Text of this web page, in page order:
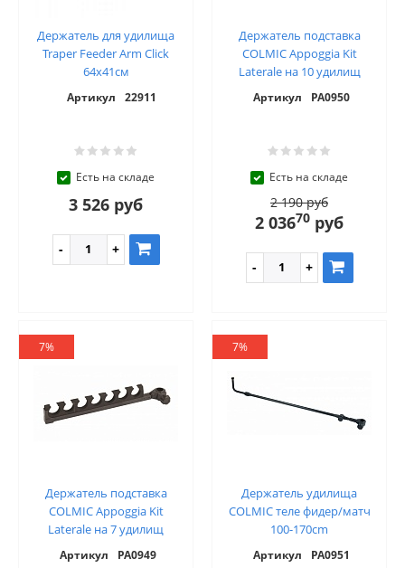
Держатель для удилища
Traper Feeder Arm Click
64x41см
Артикул 22911
Есть на складе
3 526 руб
Держатель подставка
COLMIC Appoggia Kit
Laterale на 10 удилищ
Артикул PA0950
Есть на складе
2 190 руб
2 03670 руб
7%
Держатель подставка
COLMIC Appoggia Kit
Laterale на 7 удилищ
Артикул PA0949
7%
Держатель удилища
COLMIC теле фидер/матч
100-170cm
Артикул PA0951